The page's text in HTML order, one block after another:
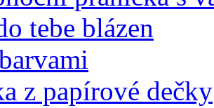
tebe blázen
z papírové dečky